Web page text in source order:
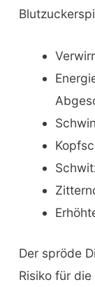
Der spröde
Risiko für